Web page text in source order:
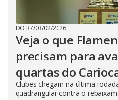
DO R7/03/02/2026
Veja o que
precisam para
quartas do
Clubes chegam na última
quadrangular contra o